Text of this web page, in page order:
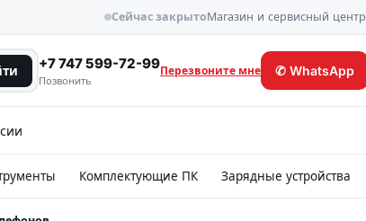
Сейчас закрытоМагазин и сервисный центр
+7 747 599-72-99
Позвонить
Перезвоните мне ✆ WhatsApp
Комплектующие ПК Зарядные устройства